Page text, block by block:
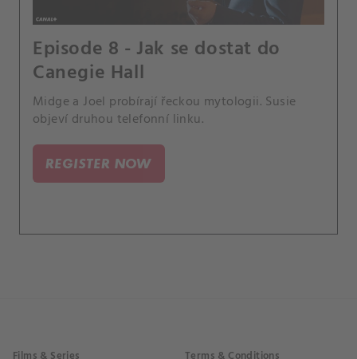
Episode 8 - Jak se dostat do
Canegie Hall
Midge a Joel probírají řeckou mytologii. Susie
objeví druhou telefonní linku.
REGISTER NOW